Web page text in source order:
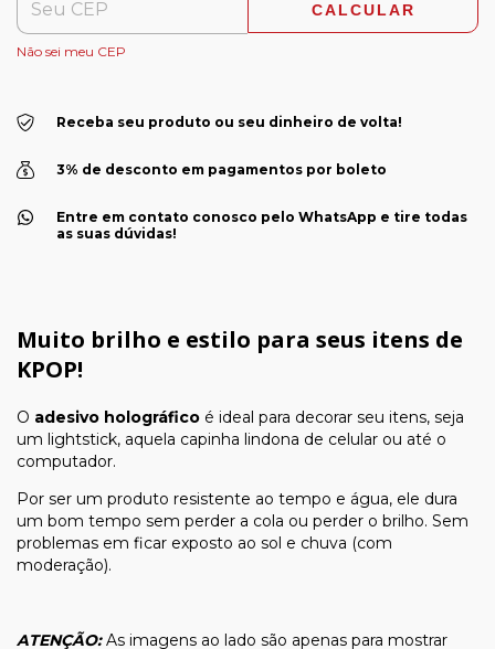
CALCULAR
Não sei meu CEP
Receba seu produto ou seu dinheiro de volta!
3% de desconto em pagamentos por boleto
Entre em contato conosco pelo WhatsApp e tire todas
as suas dúvidas!
Muito brilho e estilo para seus itens de
KPOP!
O adesivo holográfico é ideal para decorar seu itens, seja
um lightstick, aquela capinha lindona de celular ou até o
computador.
Por ser um produto resistente ao tempo e água, ele dura
um bom tempo sem perder a cola ou perder o brilho. Sem
problemas em ficar exposto ao sol e chuva (com
moderação).
ATENÇÃO:As imagens ao lado são apenas para mostrar